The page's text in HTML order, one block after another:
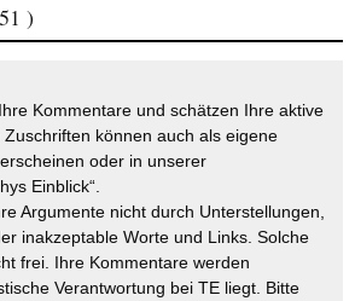
)
Kommentare und schätzen Ihre aktive
können auch als eigene
oder in unserer
Einblick“.
Argumente nicht durch Unterstellungen,
inakzeptable Worte und Links. Solche
frei. Ihre Kommentare werden
Verantwortung bei TE liegt. Bitte